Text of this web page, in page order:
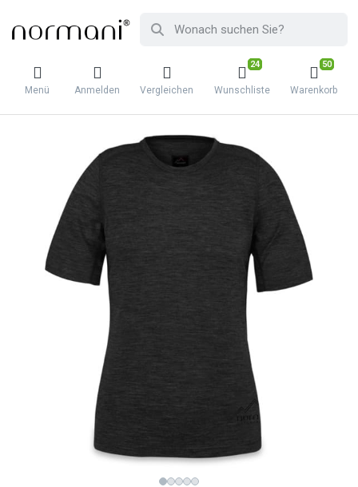
Menü Anmelden Vergleichen
24
Wunschliste
50
Warenkorb